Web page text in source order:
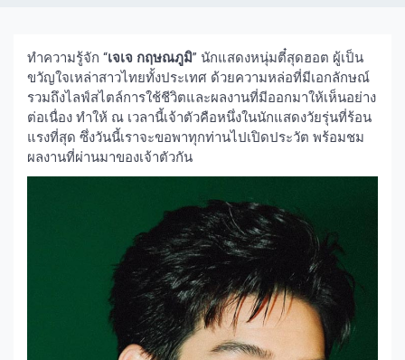
ทำความรู้จัก “เจเจ กฤษณภูมิ” นักแสดงหนุ่มตี๋สุดฮอต ผู้เป็น
ขวัญใจเหล่าสาวไทยทั้งประเทศ ด้วยความหล่อที่มีเอกลักษณ์
รวมถึงไลฟ์สไตล์การใช้ชีวิตและผลงานที่มีออกมาให้เห็นอย่าง
ต่อเนื่อง ทำให้ ณ เวลานี้เจ้าตัวคือหนึ่งในนักแสดงวัยรุ่นที่ร้อน
แรงที่สุด ซึ่งวันนี้เราจะขอพาทุกท่านไปเปิดประวัต พร้อมชม
ผลงานที่ผ่านมาของเจ้าตัวกัน